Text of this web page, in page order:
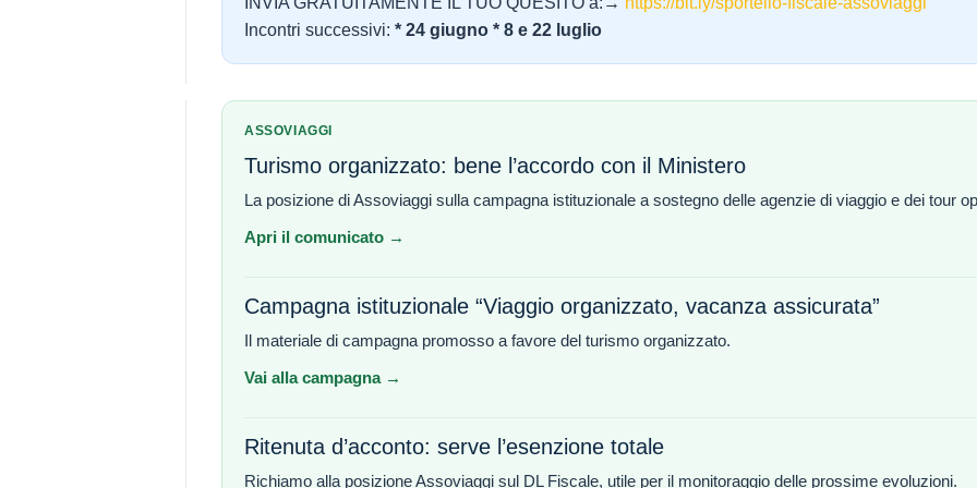
Incontri successivi: * 24 giugno * 8 e 22 luglio
ASSOVIAGGI
Turismo organizzato: bene l’accordo con il Ministero
La posizione di Assoviaggi sulla campagna istituzionale a sostegno delle agenzie di viaggio e dei tour
Apri il comunicato →
Campagna istituzionale “Viaggio organizzato, vacanza assicurata”
Il materiale di campagna promosso a favore del turismo organizzato.
Vai alla campagna →
Ritenuta d’acconto: serve l’esenzione totale
Richiamo alla posizione Assoviaggi sul DL Fiscale, utile per il monitoraggio delle prossime evoluzioni.